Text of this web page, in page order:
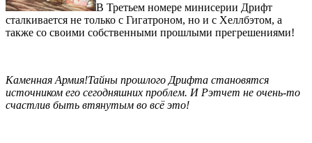
В Третьем номере минисерии Дрифт
сталкивается не только с Гигатроном, но и с Хеллбэтом, а
также со своими собственными прошлыми прегрешениями!
Каменная Армия!Тайны прошлого Дрифта становятся
источником его сегодняшних проблем. И Рэтчет не очень-то
счастлив быть втянутым во всё это!